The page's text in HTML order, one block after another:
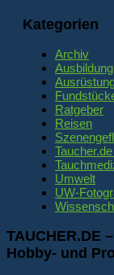
Kategorien
Archiv
Ausbildung
Ratgeber
Reisen
Umwelt
UW-
TAUCHER.DE
Hobby- und